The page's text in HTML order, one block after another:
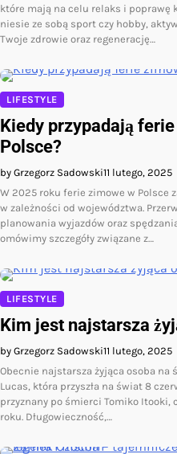
które mają na celu relaks i poprawę
niesie ze sobą sport czy hobby,
Twoje zdrowie oraz regenerację…
LIFESTYLE
Kiedy przypadają
Polsce?
by Grzegorz Sadowski11 lutego, 2025
W 2025 roku ferie zimowe w Polsce
w zależności od województwa.
planowania wyjazdów oraz
omówimy szczegóły związane z…
LIFESTYLE
Kim jest najstarsza
by Grzegorz Sadowski11 lutego, 2025
Obecnie najstarsza żyjąca osoba na
Lucas, która przyszła na świat 8
przyznany po śmierci Tomiko Itooki,
roku. Długowieczność,…